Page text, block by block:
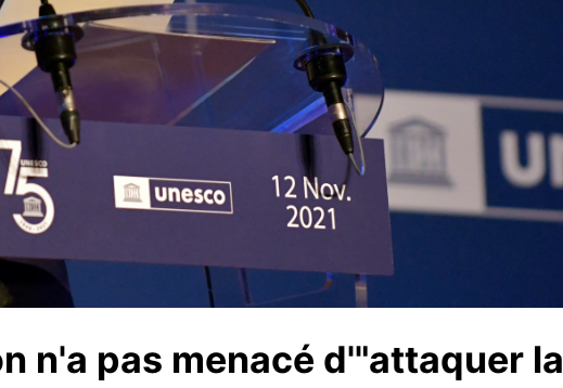
n'a pas menacé d'"attaquer la